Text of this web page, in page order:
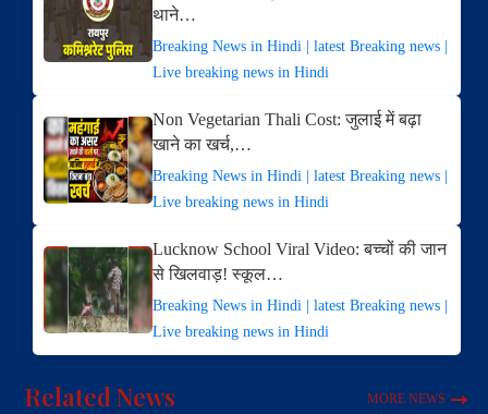
थाने…
Breaking News in Hindi | latest Breaking news |
Live breaking news in Hindi
Non Vegetarian Thali Cost: जुलाई में बढ़ा
खाने का खर्च,…
Breaking News in Hindi | latest Breaking news |
Live breaking news in Hindi
Lucknow School Viral Video: बच्चों की जान
से खिलवाड़! स्कूल…
Breaking News in Hindi | latest Breaking news |
Live breaking news in Hindi
Related News MORE NEWS